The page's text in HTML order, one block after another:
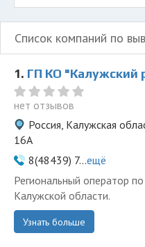
Список компаний по
1. ГП КО "Калужский
нет отзывов
Россия, Калужская
16А
8(48439) 7...ещё
Региональный оператор
Калужской области.
Узнать больше